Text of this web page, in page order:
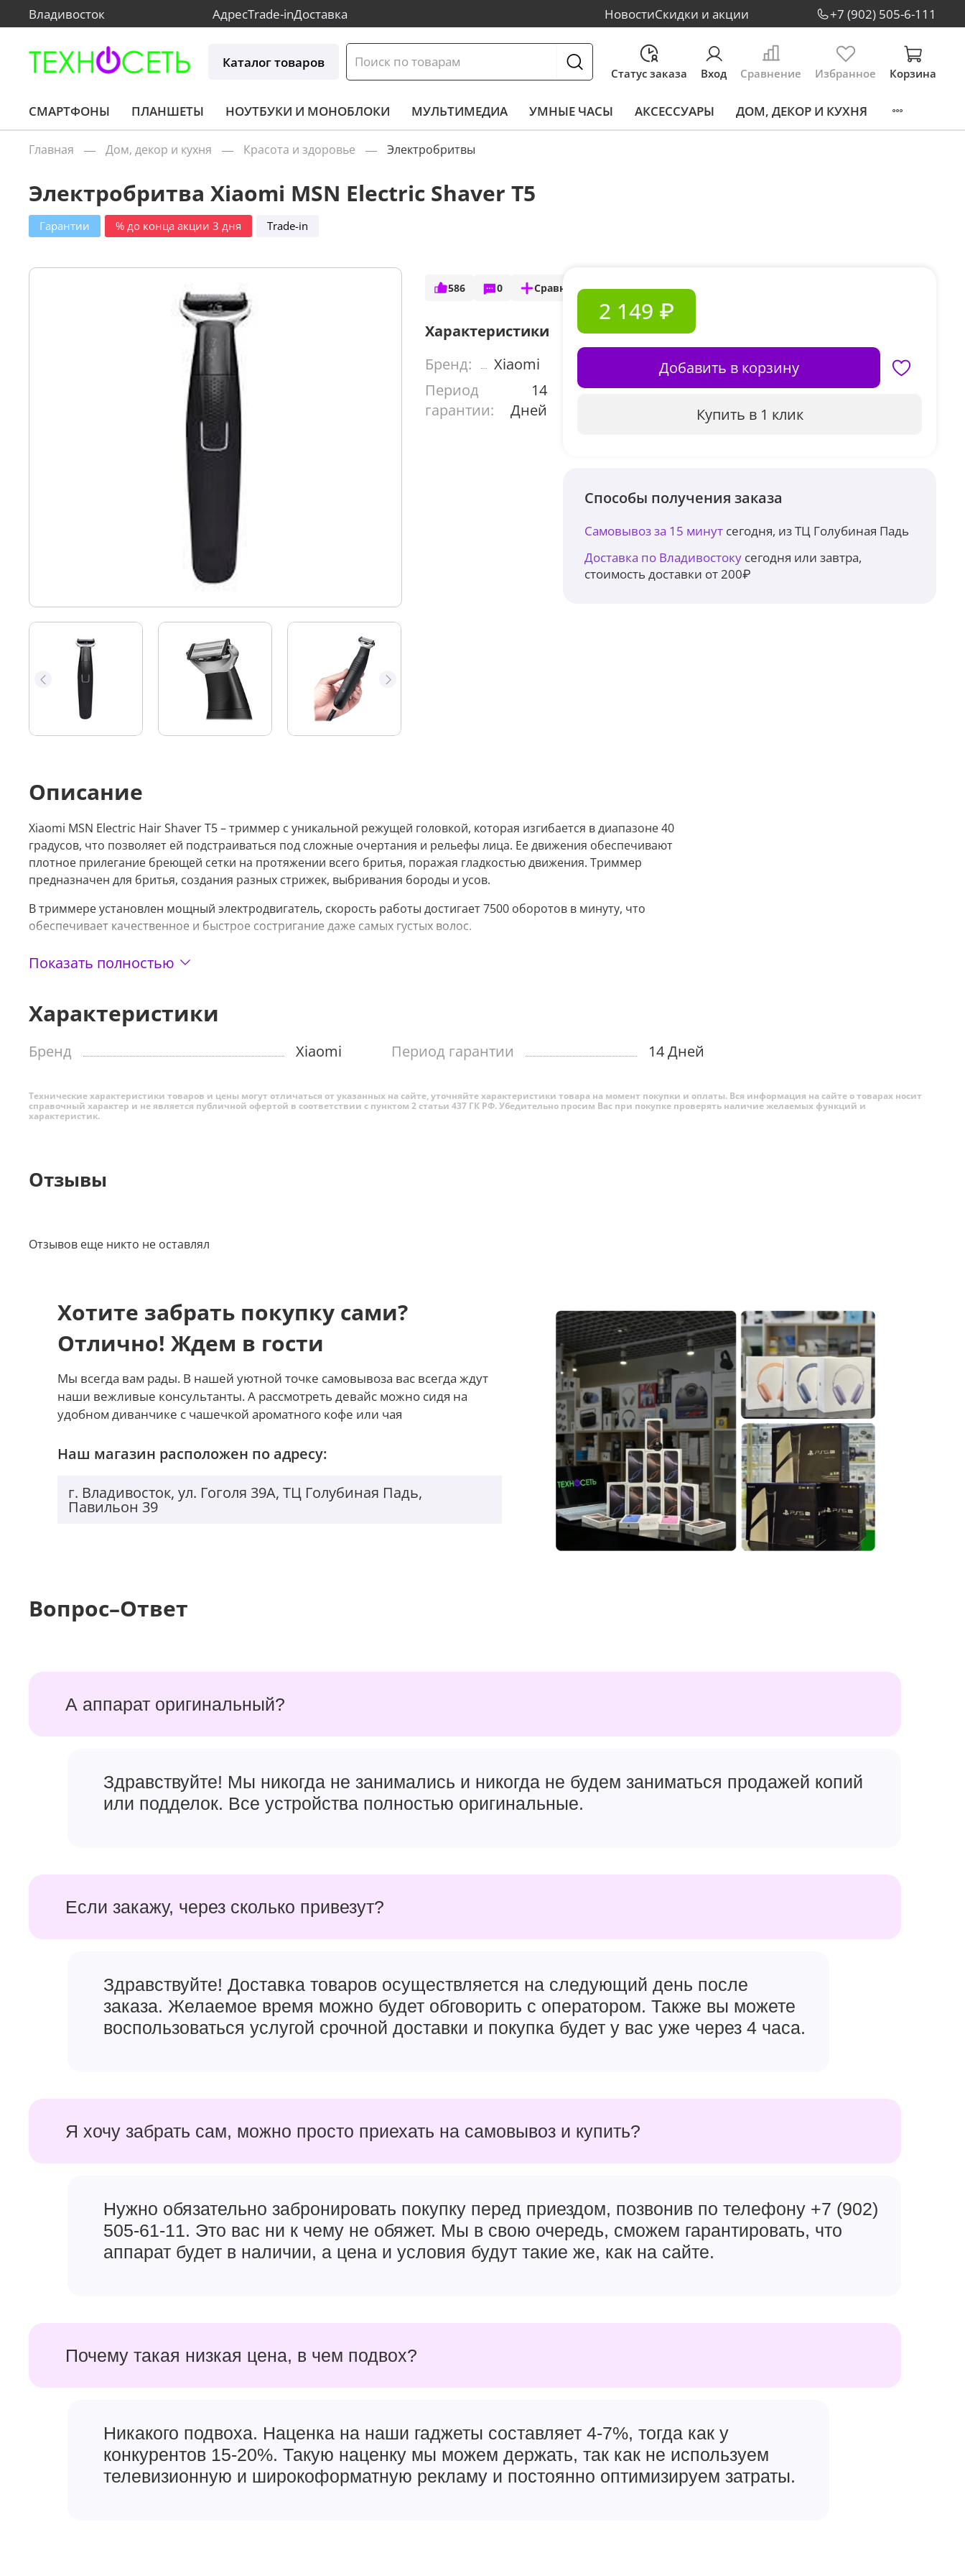
АдресTrade-inДоставка НовостиСкидки и акции
Владивосток +7 (902) 505-6-111
Каталог товаров
Статус заказа Вход Сравнение Избранное Корзина
СМАРТФОНЫ ПЛАНШЕТЫ НОУТБУКИ И МОНОБЛОКИ МУЛЬТИМЕДИА УМНЫЕ ЧАСЫ АКСЕССУАРЫ ДОМ, ДЕКОР И КУХНЯ
Главная Дом, декор и кухня Красота и здоровье Электробритвы
Гарантии % до конца акции 3 дня Trade-in
Электробритва Xiaomi MSN Electric Shaver T5
586 0 Сравнить
Характеристики
Бренд:
Xiaomi
Период
гарантии:
14
Дней
2 149 ₽
Добавить в корзину
Купить в 1 клик
Способы получения заказа
Самовывоз за 15 минут сегодня, из ТЦ Голубиная Падь
Доставка по Владивостоку сегодня или завтра,
стоимость доставки от 200₽
Описание
Xiaomi MSN Electric Hair Shaver T5 – триммер с уникальной режущей головкой, которая изгибается в диапазоне 40
градусов, что позволяет ей подстраиваться под сложные очертания и рельефы лица. Ее движения обеспечивают
плотное прилегание бреющей сетки на протяжении всего бритья, поражая гладкостью движения. Триммер
предназначен для бритья, создания разных стрижек, выбривания бороды и усов.
В триммере установлен мощный электродвигатель, cкорость работы достигает 7500 оборотов в минуту, что
обеспечивает качественное и быстрое состригание даже самых густых волос.
Триммер имеет встроенную аккумуляторную батарею. Полного заряда батареи хватает на 45 минут беспрерывной
работы машинки. За счет этого устройство может проработать от одной зарядки больше месяца, в зависимости от
Сразу после использования вы можете промыть включенный станок под проточной водой , тем самым лезвие
Показать полностью
Характеристики
Бренд Xiaomi Период гарантии 14 Дней
Технические характеристики товаров и цены могут отличаться от указанных на сайте, уточняйте характеристики товара на момент покупки и оплаты. Вся информация на сайте о товарах носит
справочный характер и не является публичной офертой в соответствии с пунктом 2 статьи 437 ГК РФ. Убедительно просим Вас при покупке проверять наличие желаемых функций и
характеристик.
Отзывы
Отзывов еще никто не оставлял
Хотите забрать покупку сами?
Отлично! Ждем в гости
Мы всегда вам рады. В нашей уютной точке самовывоза вас всегда ждут
наши вежливые консультанты. А рассмотреть девайс можно сидя на
удобном диванчике с чашечкой ароматного кофе или чая
Наш магазин расположен по адресу:
г. Владивосток, ул. Гоголя 39А, ТЦ Голубиная Падь,
Павильон 39
Вопрос–Ответ
А аппарат оригинальный?
Здравствуйте! Мы никогда не занимались и никогда не будем заниматься продажей копий
или подделок. Все устройства полностью оригинальные.
Если закажу, через сколько привезут?
Здравствуйте! Доставка товаров осуществляется на следующий день после
заказа. Желаемое время можно будет обговорить с оператором. Также вы можете
воспользоваться услугой срочной доставки и покупка будет у вас уже через 4 часа.
Я хочу забрать сам, можно просто приехать на самовывоз и купить?
Нужно обязательно забронировать покупку перед приездом, позвонив по телефону +7 (902)
505-61-11. Это вас ни к чему не обяжет. Мы в свою очередь, сможем гарантировать, что
аппарат будет в наличии, а цена и условия будут такие же, как на сайте.
Почему такая низкая цена, в чем подвох?
Никакого подвоха. Наценка на наши гаджеты составляет 4-7%, тогда как у
конкурентов 15-20%. Такую наценку мы можем держать, так как не используем
телевизионную и широкоформатную рекламу и постоянно оптимизируем затраты.